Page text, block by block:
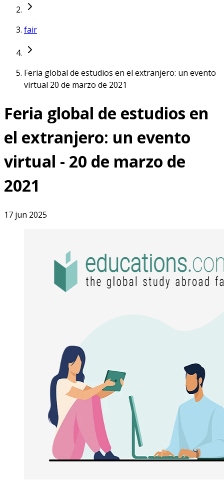
fair
Feria global de estudios en el extranjero: un evento
virtual 20 de marzo de 2021
Feria global de estudios en
el extranjero: un evento
virtual - 20 de marzo de
2021
17 jun 2025